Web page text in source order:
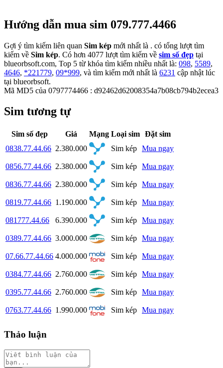
Hướng dẫn mua sim 079.777.4466
Gợi ý tìm kiếm liên quan Sim kép mới nhất là . có tổng lượt tìm
kiếm về Sim kép. Có hơn 4077 lượt tìm kiếm về sim số đẹp tại
blueorbsoft.com, Top 5 từ khóa tìm kiếm nhiều nhất là: 098, 5589,
4646, *221779, 09*999, và tìm kiếm mới nhất là 6231 cập nhật lúc
tại blueorbsoft.
Mã MD5 của 0797774466 : d92462d62008354a7b08cb794b2ecea3
Sim tương tự
Sim số đẹp Giá Mạng Loại sim Đặt sim
0838.77.44.66 2.380.000 Sim kép Mua ngay
0856.77.44.66 2.380.000 Sim kép Mua ngay
0836.77.44.66 2.380.000 Sim kép Mua ngay
0819.77.44.66 1.190.000 Sim kép Mua ngay
081777.44.66 6.390.000 Sim kép Mua ngay
0389.77.44.66 3.000.000 Sim kép Mua ngay
07.66.77.44.66 4.000.000 Sim kép Mua ngay
0384.77.44.66 2.760.000 Sim kép Mua ngay
0395.77.44.66 2.760.000 Sim kép Mua ngay
0763.77.44.66 1.990.000 Sim kép Mua ngay
Thảo luận